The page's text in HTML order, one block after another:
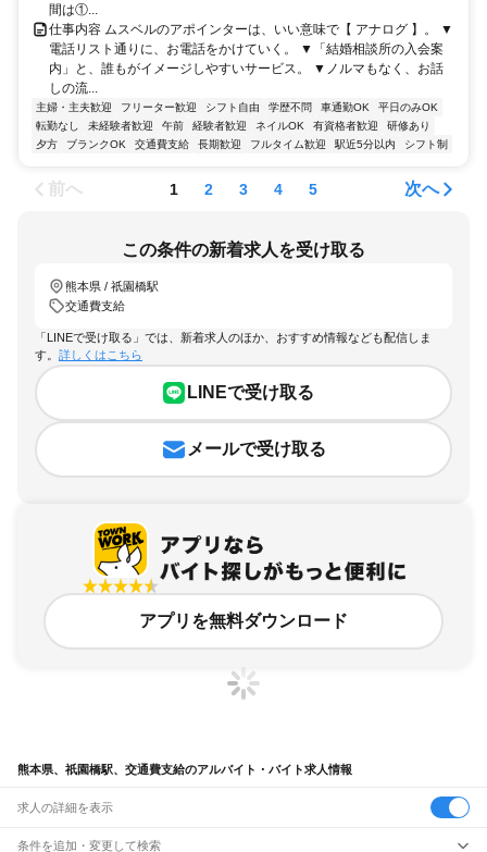
間は①...
仕事内容 ムスベルのアポインターは、いい意味で【 アナログ 】。 ▼
電話リスト通りに、お電話をかけていく。 ▼「結婚相談所の入会案
内」と、誰もがイメージしやすいサービス。 ▼ノルマもなく、お話
しの流...
主婦・主夫歓迎 フリーター歓迎 シフト自由 学歴不問 車通勤OK
平日のみOK
転勤なし
未経験者歓迎 午前 経験者歓迎 ネイルOK 有資格者歓迎
研修あり
夕方
ブランクOK 交通費支給 長期歓迎 フルタイム歓迎 駅近5分以内 シフト制
前へ 1 2 3 4 5 次へ
この条件の新着求人を受け取る
熊本県 / 祇園橋駅
交通費支給
「LINEで受け取る」では、新着求人のほか、おすすめ情報なども配信しま
す。 詳しくはこちら
LINEで受け取る
メールで受け取る
アプリを無料ダウンロード
熊本県、祇園橋駅、交通費支給のアルバイト・バイト求人情報
求人の詳細を表示
条件を追加・変更して検索